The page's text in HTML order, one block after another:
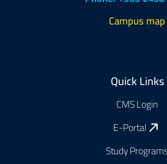
Campus map
Quick Links
CMS Login
E-Portal
Study